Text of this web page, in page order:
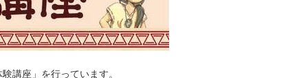
講座」を行っています。